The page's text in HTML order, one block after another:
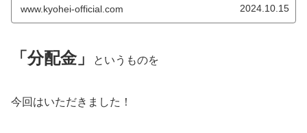
もよろしくおねがいします...
www.kyohei-official.com 2024.10.15
「分配金」 というものを
今回はいただきました！